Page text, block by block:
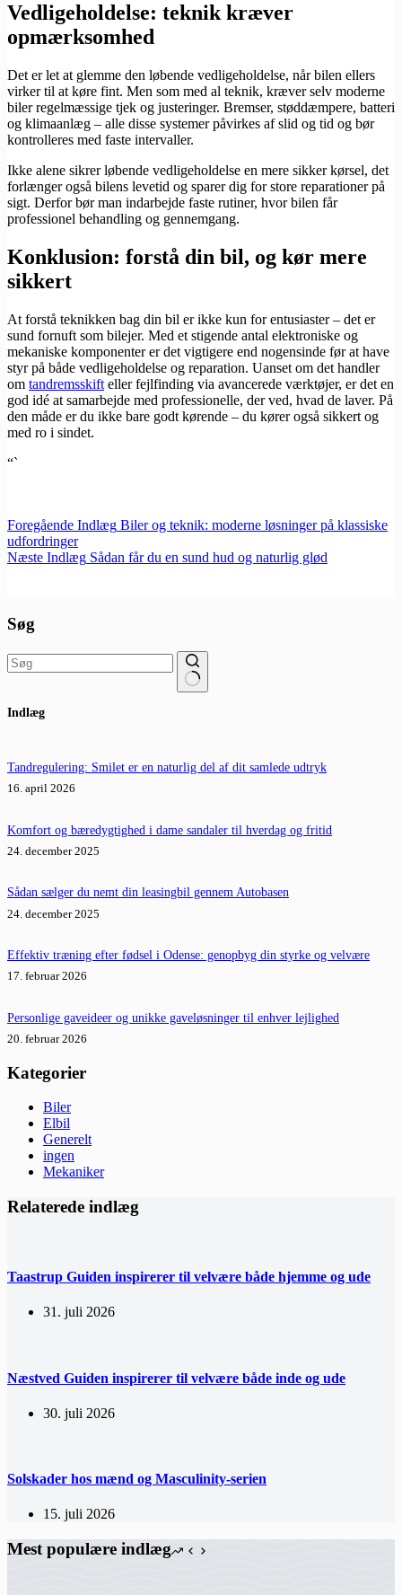
Vedligeholdelse: teknik kræver
opmærksomhed
Det er let at glemme den løbende vedligeholdelse, når bilen ellers
virker til at køre fint. Men som med al teknik, kræver selv moderne
biler regelmæssige tjek og justeringer. Bremser, støddæmpere, batteri
og klimaanlæg – alle disse systemer påvirkes af slid og tid og bør
kontrolleres med faste intervaller.
Ikke alene sikrer løbende vedligeholdelse en mere sikker kørsel, det
forlænger også bilens levetid og sparer dig for store reparationer på
sigt. Derfor bør man indarbejde faste rutiner, hvor bilen får
professionel behandling og gennemgang.
Konklusion: forstå din bil, og kør mere
sikkert
At forstå teknikken bag din bil er ikke kun for entusiaster – det er
sund fornuft som bilejer. Med et stigende antal elektroniske og
mekaniske komponenter er det vigtigere end nogensinde før at have
styr på både vedligeholdelse og reparation. Uanset om det handler
om tandremsskift eller fejlfinding via avancerede værktøjer, er det en
god idé at samarbejde med professionelle, der ved, hvad de laver. På
den måde er du ikke bare godt kørende – du kører også sikkert og
med ro i sindet.
“`
Foregående Indlæg Biler og teknik: moderne løsninger på klassiske
udfordringer
Næste Indlæg Sådan får du en sund hud og naturlig glød
Søg
resultater
Indlæg
Tandregulering: Smilet er en naturlig del af dit samlede udtryk
16. april 2026
Komfort og bæredygtighed i dame sandaler til hverdag og fritid
24. december 2025
Sådan sælger du nemt din leasingbil gennem Autobasen
24. december 2025
Effektiv træning efter fødsel i Odense: genopbyg din styrke og velvære
17. februar 2026
Personlige gaveideer og unikke gaveløsninger til enhver lejlighed
20. februar 2026
Kategorier
Biler
Elbil
Generelt
ingen
Mekaniker
Relaterede indlæg
Taastrup Guiden inspirerer til velvære både hjemme og ude
31. juli 2026
Næstved Guiden inspirerer til velvære både inde og ude
30. juli 2026
Solskader hos mænd og Masculinity-serien
15. juli 2026
Mest populære indlæg